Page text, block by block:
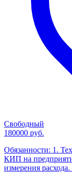
Свободный
180000 руб.
Обязанности: 1.
КИП на
измерения